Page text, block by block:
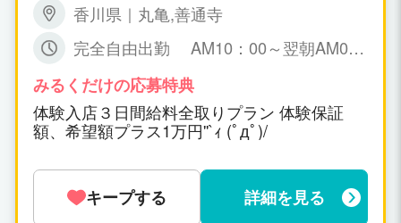
万が一、暇な場合も保証給が出ます。永
久保証。 日給５０，０００円～１００，
０００円保証可能！ ▼一日だけの体験入
店ＯＫ！(体験入店給料全取り期間あ
り！) ▼オプション料金、チップ等は10
0％女の子取り。
香川県｜丸亀,善通寺
完全自由出勤 AM10：00～翌朝AM0
も女の子の自由です！
みるくだけの応募特典
体験入店３日間給料全取りプラン 体験保証
額、希望額プラス1万円''`ｨ (ﾟдﾟ)/
キープする 詳細を見る